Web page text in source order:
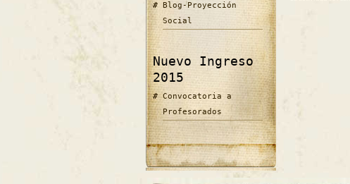
Blog-Proyección
Social
Nuevo Ingreso
2015
Convocatoria a
Profesorados